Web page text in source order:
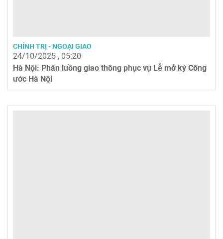
CHÍNH TRỊ - NGOẠI GIAO
24/10/2025 , 05:20
Hà Nội: Phân luồng giao thông phục vụ Lễ mở ký Công
ước Hà Nội